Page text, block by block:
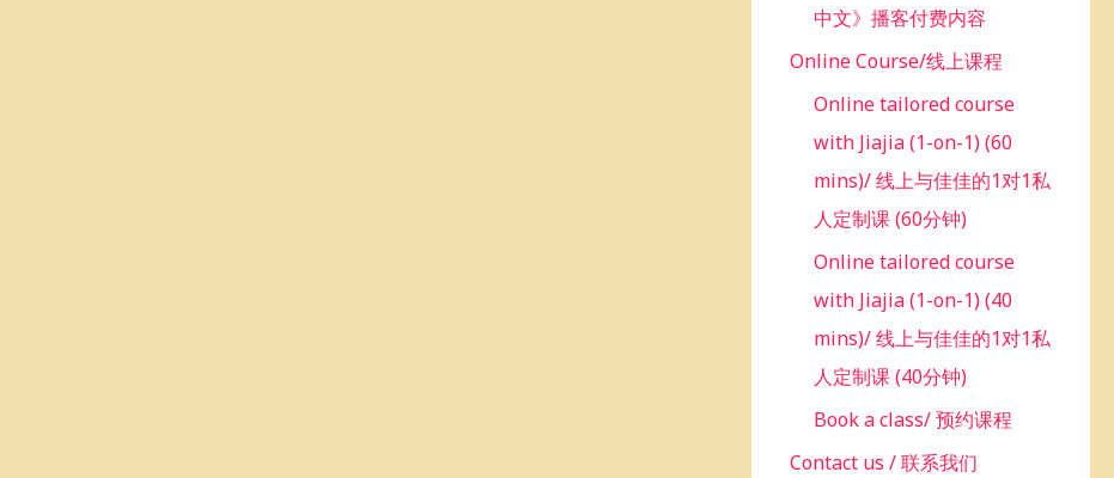
中文》播客付费内容
Online Course/线上课程
Online tailored course
with Jiajia (1-on-1) (60
mins)/ 线上与佳佳的1对1私
人定制课 (60分钟)
Online tailored course
with Jiajia (1-on-1) (40
mins)/ 线上与佳佳的1对1私
人定制课 (40分钟)
Book a class/ 预约课程
Contact us / 联系我们